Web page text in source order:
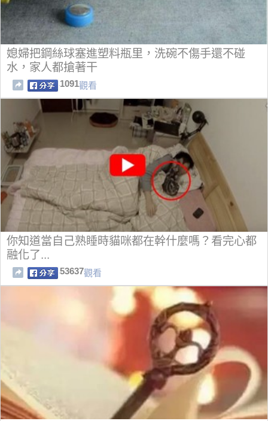
媳婦把鋼絲球塞進塑料瓶里，洗碗不傷手還不碰
水，家人都搶著干
1091觀看
你知道當自己熟睡時貓咪都在幹什麼嗎？看完心都
融化了...
53637觀看